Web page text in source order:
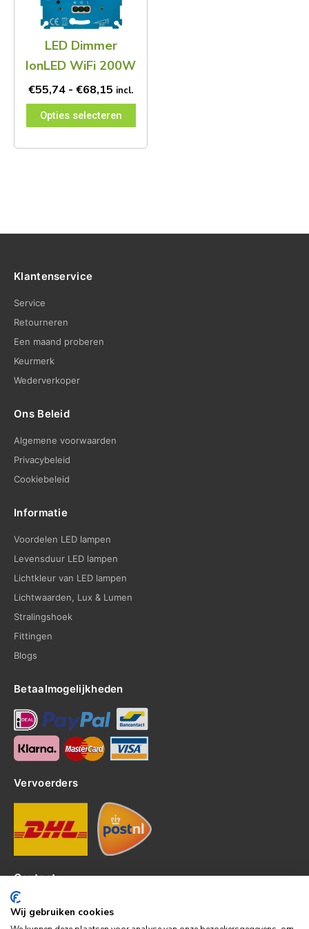
LED Dimmer
IonLED WiFi 200W
€55,74 - €68,15 incl.
Opties selecteren
optie
kan
gekozen
worden
op
de
productpagina
Klantenservice
Service
Retourneren
Een maand proberen
Keurmerk
Wederverkoper
Ons Beleid
Algemene voorwaarden
Privacybeleid
Cookiebeleid
Informatie
Voordelen LED lampen
Levensduur LED lampen
Lichtkleur van LED lampen
Lichtwaarden, Lux & Lumen
Stralingshoek
Fittingen
Blogs
Betaalmogelijkheden
Vervoerders
Contact
Kerkhof 8, 4301EP Zierikzee
tel: 0111-820382
Wij gebruiken cookies